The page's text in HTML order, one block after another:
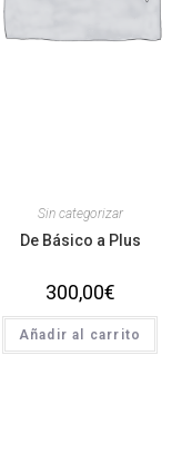
Sin categorizar
De Básico a Plus
300,00€
Añadir al carrito